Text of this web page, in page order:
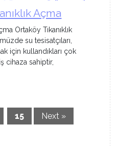
Açma
Ortaköy Tıkanıklık
su tesisatçıları,
için kullandıkları çok
cihaza sahiptir,
15 Next »